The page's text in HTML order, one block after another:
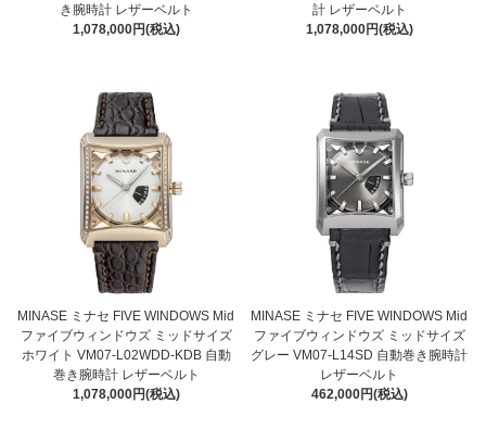
き腕時計 レザーベルト
1,078,000円(税込)
計 レザーベルト
1,078,000円(税込)
MINASE ミナセ FIVE WINDOWS Mid
ファイブウィンドウズ ミッドサイズ
ホワイト VM07-L02WDD-KDB 自動
巻き腕時計 レザーベルト
1,078,000円(税込)
MINASE ミナセ FIVE WINDOWS Mid
ファイブウィンドウズ ミッドサイズ
グレー VM07-L14SD 自動巻き腕時計
レザーベルト
462,000円(税込)